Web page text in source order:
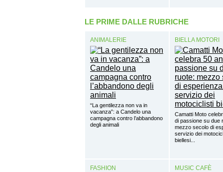
LE PRIME DALLE RUBRICHE
ANIMALERIE
“La gentilezza non va in
vacanza”: a Candelo una
campagna contro l’abbandono
degli animali
BIELLA MOTORI
Camatti Moto
di passione su due
mezzo secolo di
servizio dei
biellesi...
FASHION MUSIC CAFÈ